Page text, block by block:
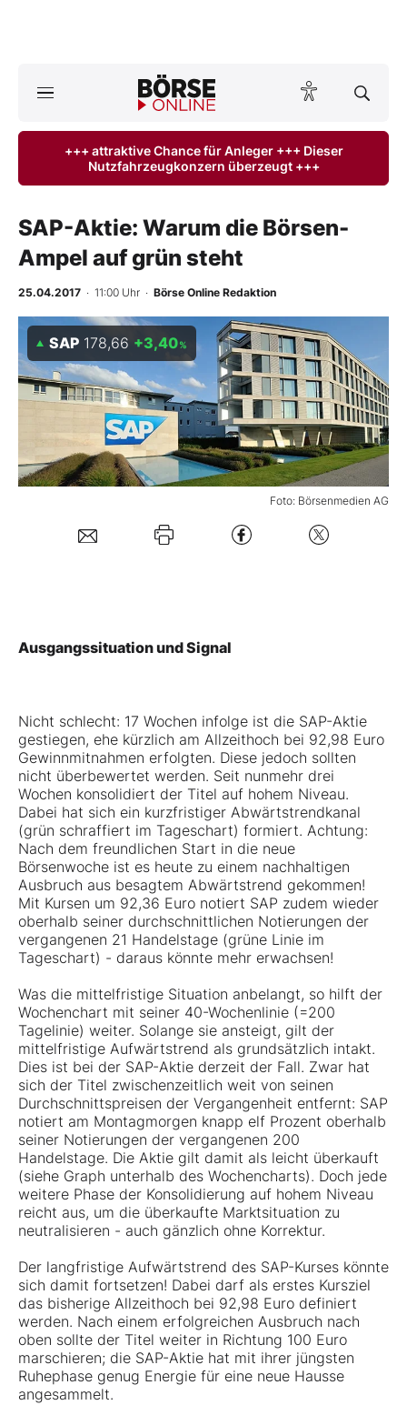
ktuelle Ausgabe BÖRSE ONLINE lesen
Anlageprodukte
Finanz-Check
BO-Musterdepots
Experten
Mein B:O
+++ attraktive Chance für Anleger +++ Dieser
Nutzfahrzeugkonzern überzeugt +++
SAP-Aktie: Warum die Börsen-
Ampel auf grün steht
25.04.2017 · 11:00 Uhr · Börse Online Redaktion
Foto: Börsenmedien AG
SAP 178,66 +3,40%
Ausgangssituation und Signal
Nicht schlecht: 17 Wochen infolge ist die SAP-Aktie
gestiegen, ehe kürzlich am Allzeithoch bei 92,98 Euro
Gewinnmitnahmen erfolgten. Diese jedoch sollten
nicht überbewertet werden. Seit nunmehr drei
Wochen konsolidiert der Titel auf hohem Niveau.
Dabei hat sich ein kurzfristiger Abwärtstrendkanal
(grün schraffiert im Tageschart) formiert. Achtung:
Nach dem freundlichen Start in die neue
Börsenwoche ist es heute zu einem nachhaltigen
Ausbruch aus besagtem Abwärtstrend gekommen!
Mit Kursen um 92,36 Euro notiert SAP zudem wieder
oberhalb seiner durchschnittlichen Notierungen der
vergangenen 21 Handelstage (grüne Linie im
Tageschart) - daraus könnte mehr erwachsen!
Was die mittelfristige Situation anbelangt, so hilft der
Wochenchart mit seiner 40-Wochenlinie (=200
Tagelinie) weiter. Solange sie ansteigt, gilt der
mittelfristige Aufwärtstrend als grundsätzlich intakt.
Dies ist bei der SAP-Aktie derzeit der Fall. Zwar hat
sich der Titel zwischenzeitlich weit von seinen
Durchschnittspreisen der Vergangenheit entfernt: SAP
notiert am Montagmorgen knapp elf Prozent oberhalb
seiner Notierungen der vergangenen 200
Handelstage. Die Aktie gilt damit als leicht überkauft
(siehe Graph unterhalb des Wochencharts). Doch jede
weitere Phase der Konsolidierung auf hohem Niveau
reicht aus, um die überkaufte Marktsituation zu
neutralisieren - auch gänzlich ohne Korrektur.
Der langfristige Aufwärtstrend des SAP-Kurses könnte
sich damit fortsetzen! Dabei darf als erstes Kursziel
das bisherige Allzeithoch bei 92,98 Euro definiert
werden. Nach einem erfolgreichen Ausbruch nach
oben sollte der Titel weiter in Richtung 100 Euro
marschieren; die SAP-Aktie hat mit ihrer jüngsten
Ruhephase genug Energie für eine neue Hausse
angesammelt.